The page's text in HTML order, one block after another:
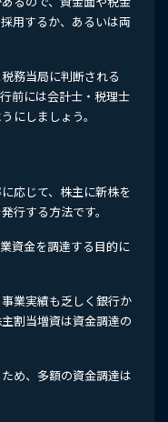
用するか、あるいは両
務当局に判断される
前には会計士・税理士
にしましょう。
応じて、株主に新株を
行する方法です。
資金を調達する目的に
業実績も乏しく銀行か
割当増資は資金調達の
め、多額の資金調達は